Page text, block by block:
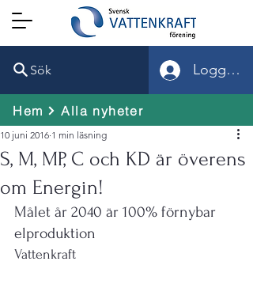
Sök Logga in
Hem Alla nyheter
S, M, MP, C och KD är överens
om Energin!
10 juni 2016 1 min läsning
Målet år 2040 är 100% förnybar
elproduktion
Vattenkraft